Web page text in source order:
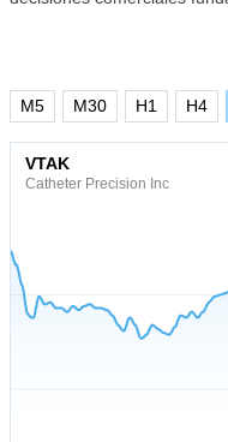
M5 M30 H1 H4
VTAK
Catheter Precision Inc